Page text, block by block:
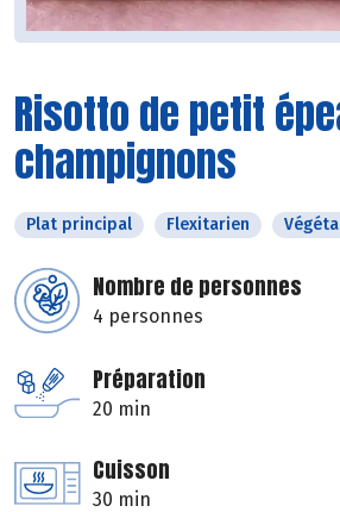
Risotto de petit
champignons
Plat principal Flexitarien
Nombre de personnes
4 personnes
Préparation
20 min
Cuisson
30 min